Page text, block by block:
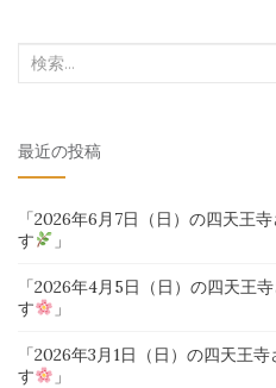
検
象:
最近の投稿
「2026年6月7日（日）の四天王
す
」
「2026年4月5日（日）の四天王
す
」
「2026年3月1日（日）の四天王
す
」